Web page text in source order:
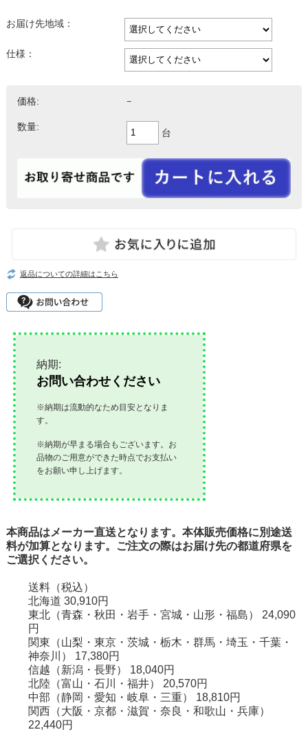
お届け先地域：
仕様：
価格: −
数量:
台
返品についての詳細はこちら
納期:
お問い合わせください
※納期は流動的なため目安となりま
す。
※納期が早まる場合もございます。お
品物のご用意ができた時点でお支払い
をお願い申し上げます。
本商品はメーカー直送となります。本体販売価格に別途送
料が加算となります。ご注文の際はお届け先の都道府県を
ご選択ください。
送料（税込）
北海道 30,910円
東北（青森・秋田・岩手・宮城・山形・福島） 24,090
円
関東（山梨・東京・茨城・栃木・群馬・埼玉・千葉・
神奈川） 17,380円
信越（新潟・長野） 18,040円
北陸（富山・石川・福井） 20,570円
中部（静岡・愛知・岐阜・三重） 18,810円
関西（大阪・京都・滋賀・奈良・和歌山・兵庫）
22,440円